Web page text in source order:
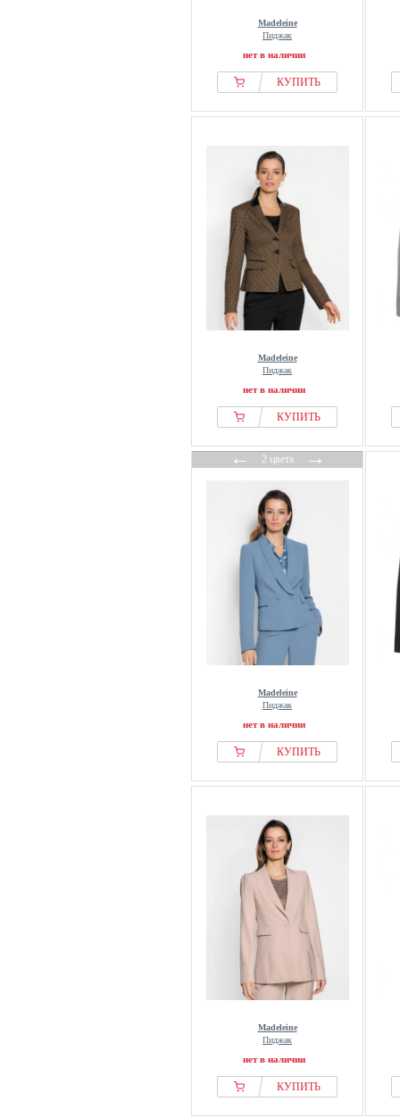
Madeleine
Пиджак
нет в наличии
КУПИТЬ
Madeleine
Пиджак
нет в наличии
КУПИТЬ
←2 цвета→
Madeleine
Пиджак
нет в наличии
КУПИТЬ
Madeleine
Пиджак
нет в наличии
КУПИТЬ